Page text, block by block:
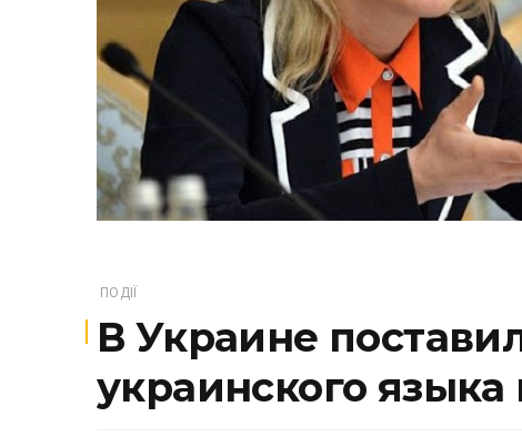
ПОДІЇ
В Украине
украинского языка